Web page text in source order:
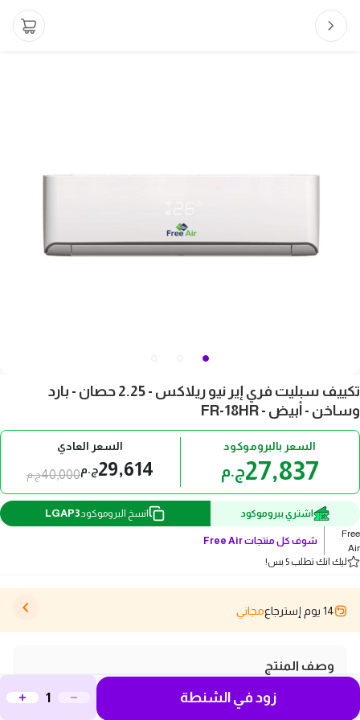
تكييف سبليت فري إير نيو ريلاكس - 2.25 حصان - بارد
وساخن - أبيض - FR-18HR
السعر بالبروموكود
27,837ج.م
السعر العادي
29,614ج.م40,000ج.م
اشتري ببروموكود انسخ البروموكود LGAP3
Free
Air
شوف كل منتجاتFree Air
ليك انك تطلب 5 بس!
14 يوم إسترجاع مجاني
وصف المنتج
تكييف سبليت فري إير 2.25 حصان بارد وساخن أبيض
FR18HR استمتع بأداء قوي وراحة متكاملة مع مكيف الهواء
زود في الشنطة